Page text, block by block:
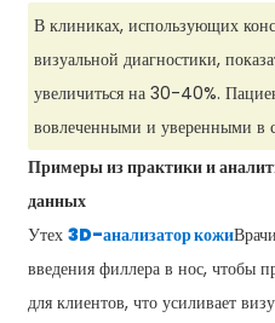
В клиниках, использующих
визуальной диагностики,
увеличиться на 30-40%.
вовлеченными и уверенными в
Примеры из практики и
данных
Утех 3D-анализатор кожи
введения филлера в нос, чтобы
для клиентов, что усиливает